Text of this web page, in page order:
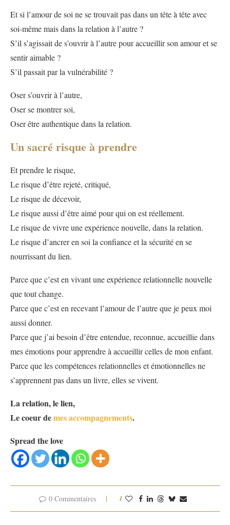
Et si l’amour de soi ne se trouvait pas dans un tête à tête avec
soi-même mais dans la relation à l’autre ?
S’il s’agissait de s’ouvrir à l’autre pour accueillir son amour et se
sentir aimable ?
S’il passait par la vulnérabilité ?
Oser s’ouvrir à l’autre,
Oser se montrer soi,
Oser être authentique dans la relation.
Un sacré risque à prendre
Et prendre le risque,
Le risque d’être rejeté, critiqué,
Le risque de décevoir,
Le risque aussi d’être aimé pour qui on est réellement.
Le risque de vivre une expérience nouvelle, dans la relation.
Le risque d’ancrer en soi la confiance et la sécurité en se
nourrissant du lien.
Parce que c’est en vivant une expérience relationnelle nouvelle
que tout change.
Parce que c’est en recevant l’amour de l’autre que je peux moi
aussi donner.
Parce que j’ai besoin d’être entendue, reconnue, accueillie dans
mes émotions pour apprendre à accueillir celles de mon enfant.
Parce que les compétences relationnelles et émotionnelles ne
s’apprennent pas dans un livre, elles se vivent.
La relation, le lien,
Le coeur demes accompagnements.
Spread the love
0 Commentaires 1